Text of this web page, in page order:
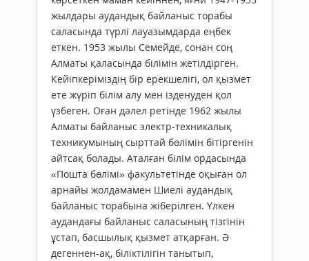
жылдары аудандық байланыс торабы
саласында түрлі лауазымдарда еңбек
еткен. 1953 жылы Семейде, сонан соң
Алматы қаласында білімін жетілдірген.
Кейіпкеріміздің бір ерекшелігі, ол қызмет
ете жүріп білім алу мен ізденуден қол
үзбеген. Оған дәлел ретінде 1962 жылы
Алматы байланыс электр-техникалық
техникумының сырттай бөлімін бітіргенін
айтсақ болады. Аталған білім ордасында
«Пошта бөлімі» факультетінде оқыған ол
арнайы жолдамамен Шиелі аудандық
байланыс торабына жіберілген. Үлкен
аудандағы байланыс саласының тізгінін
ұстап, басшылық қызмет атқарған. Ә
дегеннен-ақ, біліктілігін танытып,